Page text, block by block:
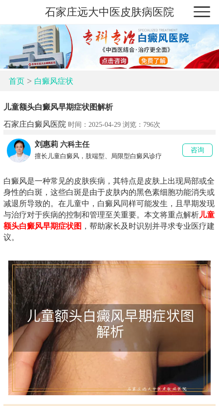
石家庄远大中医皮肤病医院
首页> 白癜风症状
儿童额头白癜风早期症状图解析
石家庄白癜风医院 时间：2025-04-29 浏览： 796次
刘惠莉 六科主任
擅长儿童白癜风，肢端型、局限型白癜风诊疗
咨询
白癜风是一种常见的皮肤疾病，其特点是皮肤上出现局部或全
身性的白斑，这些白斑是由于皮肤内的黑色素细胞功能消失或
减退所导致的。在儿童中，白癜风同样可能发生，且早期发现
与治疗对于疾病的控制和管理至关重要。本文将重点解析儿童
额头白癜风早期症状图 ，帮助家长及时识别并寻求专业医疗建
议。